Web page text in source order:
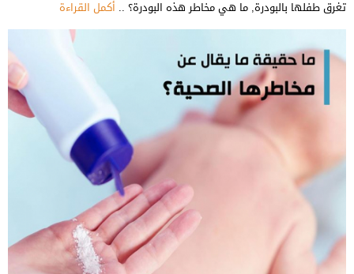
تغرق طفلها بالبودرة, ما هي مخاطر هذه البودرة؟ .. أكمل القراءة